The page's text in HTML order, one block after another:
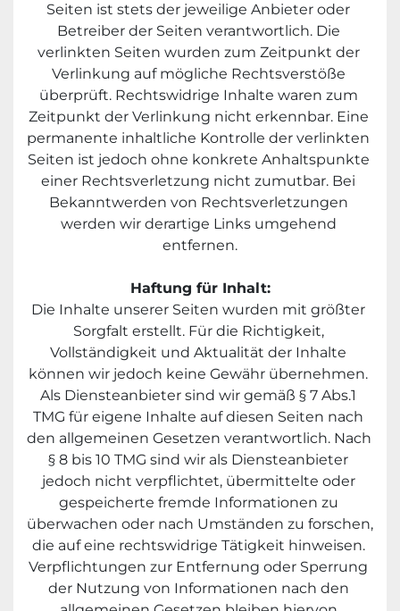
Seiten ist stets der jeweilige Anbieter oder
Betreiber der Seiten verantwortlich. Die
verlinkten Seiten wurden zum Zeitpunkt der
Verlinkung auf mögliche Rechtsverstöße
überprüft. Rechtswidrige Inhalte waren zum
Zeitpunkt der Verlinkung nicht erkennbar. Eine
permanente inhaltliche Kontrolle der verlinkten
Seiten ist jedoch ohne konkrete Anhaltspunkte
einer Rechtsverletzung nicht zumutbar. Bei
Bekanntwerden von Rechtsverletzungen
werden wir derartige Links umgehend
entfernen.
Haftung für Inhalt:
Die Inhalte unserer Seiten wurden mit größter
Sorgfalt erstellt. Für die Richtigkeit,
Vollständigkeit und Aktualität der Inhalte
können wir jedoch keine Gewähr übernehmen.
Als Diensteanbieter sind wir gemäß § 7 Abs.1
TMG für eigene Inhalte auf diesen Seiten nach
den allgemeinen Gesetzen verantwortlich. Nach
§ 8 bis 10 TMG sind wir als Diensteanbieter
jedoch nicht verpflichtet, übermittelte oder
gespeicherte fremde Informationen zu
überwachen oder nach Umständen zu forschen,
die auf eine rechtswidrige Tätigkeit hinweisen.
Verpflichtungen zur Entfernung oder Sperrung
der Nutzung von Informationen nach den